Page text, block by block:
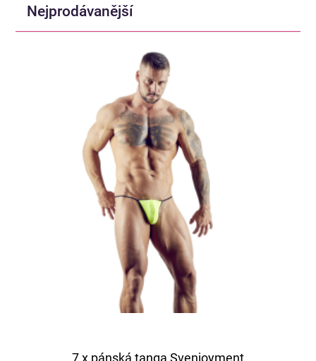
Nejprodávanější
7 x pánská tanga Svenjoyment